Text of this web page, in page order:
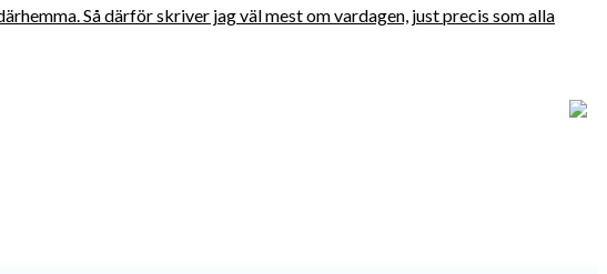
Så därför skriver jag väl mest om vardagen, just precis som alla